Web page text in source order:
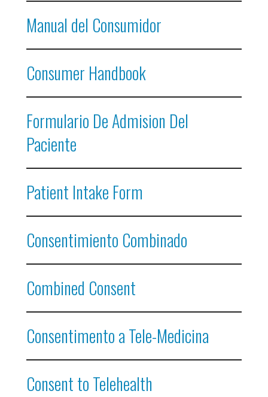
Manual del Consumidor
Consumer Handbook
Formulario De Admision Del
Paciente
Patient Intake Form
Consentimiento Combinado
Combined Consent
Consentimento a Tele-Medicina
Consent to Telehealth